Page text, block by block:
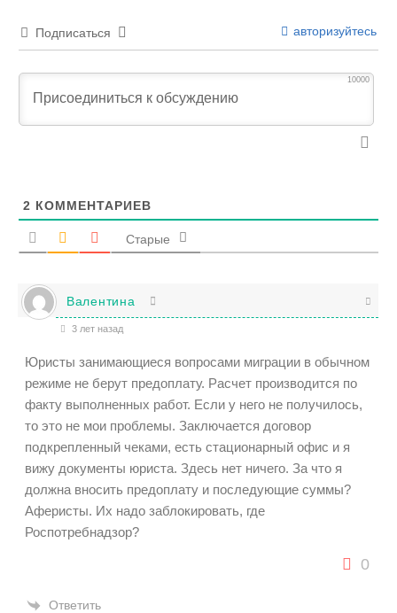
Подписаться авторизуйтесь
10000
2 КОММЕНТАРИЕВ
Старые
Валентина
3 лет назад
Юристы занимающиеся вопросами миграции в обычном
режиме не берут предоплату. Расчет производится по
факту выполненных работ. Если у него не получилось,
то это не мои проблемы. Заключается договор
подкрепленный чеками, есть стационарный офис и я
вижу документы юриста. Здесь нет ничего. За что я
должна вносить предоплату и последующие суммы?
Аферисты. Их надо заблокировать, где
Роспотребнадзор?
0
Ответить